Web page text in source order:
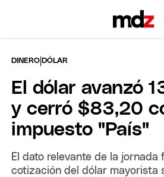
DINERO |DÓLAR
El dólar avanzó
y cerró $83,20
impuesto "País"
El dato relevante de la jornada
cotización del dólar mayorista